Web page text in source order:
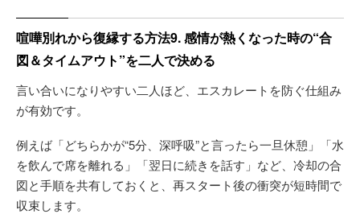
喧嘩別れから復縁する方法9. 感情が熱くなった時の“合
図＆タイムアウト”を二人で決める
言い合いになりやすい二人ほど、エスカレートを防ぐ仕組み
が有効です。
例えば「どちらかが“5分、深呼吸”と言ったら一旦休憩」「水
を飲んで席を離れる」「翌日に続きを話す」など、冷却の合
図と手順を共有しておくと、再スタート後の衝突が短時間で
収束します。